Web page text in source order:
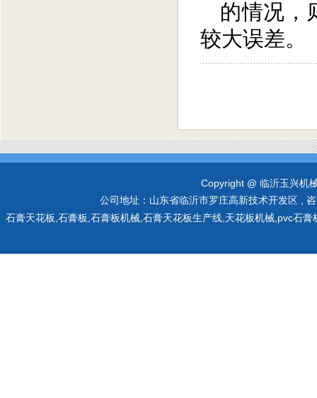
的情况，
较大误差。
Copyright @ 临沂玉兴机
公司地址：山东省临沂市罗庄高新技术开发区 ,
石膏天花板,石膏板,石膏板机械,石膏天花板生产线,天花板机械,pvc石